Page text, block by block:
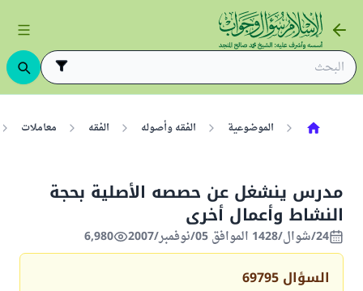
الموضوعية الفقه وأصوله الفقه معاملات
مدرس ينشغل عن حصصه الأصلية بحجة
النشاط وأعمال أخرى
24/شوال/1428 الموافق 05/نوفمبر/2007 6,980
السؤال 69795